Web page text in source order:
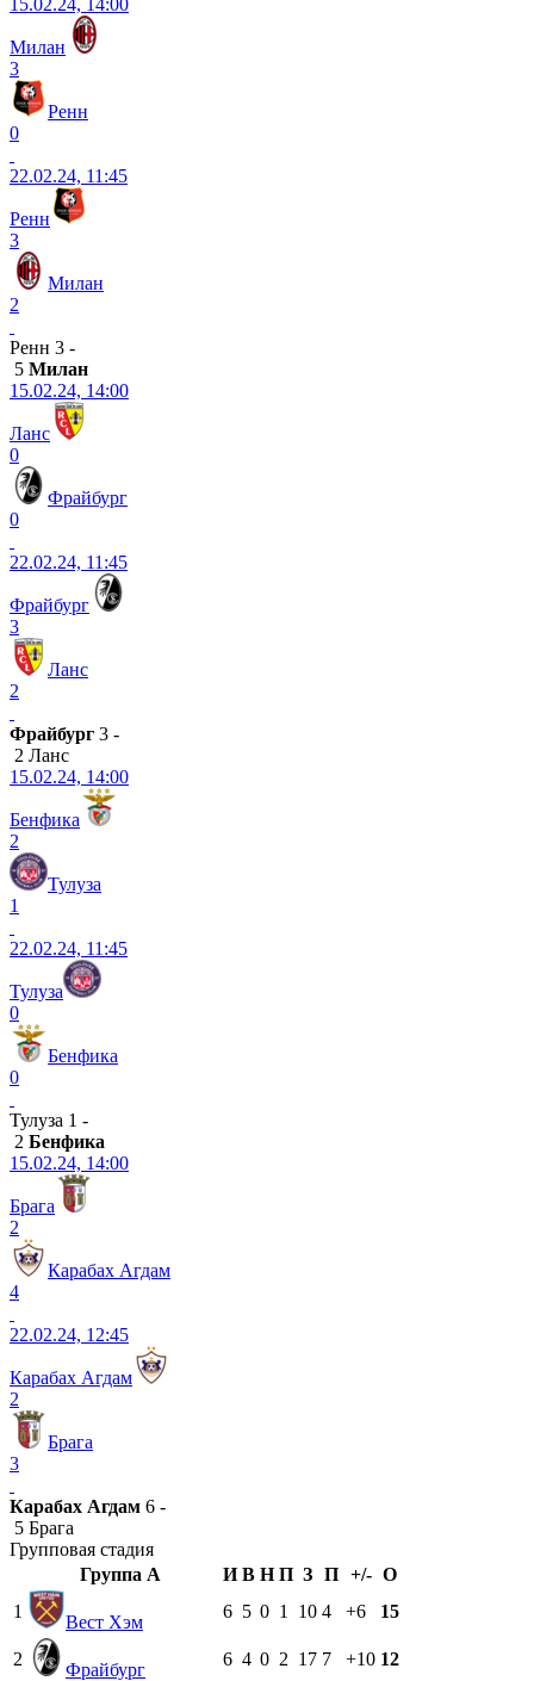
Милан
3
Ренн
0
22.02.24, 11:45
Ренн
3
Милан
2
Ренн 3 -
5 Милан
15.02.24, 14:00
Ланс
0
Фрайбург
0
22.02.24, 11:45
Фрайбург
3
Ланс
2
Фрайбург 3 -
2 Ланс
15.02.24, 14:00
Бенфика
2
Тулуза
1
22.02.24, 11:45
Тулуза
0
Бенфика
0
Тулуза 1 -
2 Бенфика
15.02.24, 14:00
Брага
2
Карабах Агдам
4
22.02.24, 12:45
Карабах Агдам
2
Брага
3
Карабах Агдам 6 -
5 Брага
Групповая стадия
Группа A
И В Н П З П +/- О
1
Вест Хэм
6 5 0 1 10 4 +6 15
2
Фрайбург
6 4 0 2 17 7 +10 12